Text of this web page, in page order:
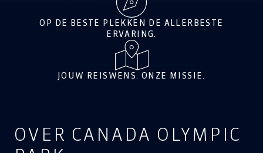
OP DE BESTE PLEKKEN DE ALLERBESTE
ERVARING.
JOUW REISWENS. ONZE MISSIE.
OVER CANADA OLYMPIC